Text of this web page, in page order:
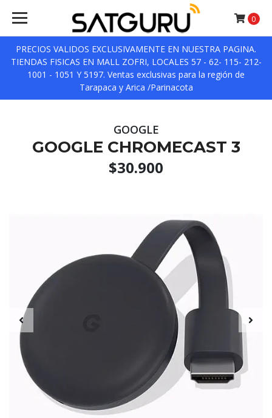
PRECIOS VALIDOS EXCLUSIVAMENTE EN NUESTRA PAGINA.
TIENDAS FISICAS EN MALL ZOFRI, LOCALES 57 - 62- 115- 212-
1001 - 1051 Y 5197. Ventas exclusivas para la región de
Tarapaca y Arica /Parinacota
0
GOOGLE
GOOGLE CHROMECAST 3
$30.900